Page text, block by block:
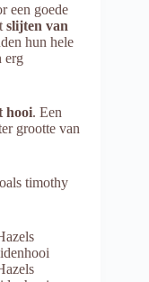
een goede
slijten van
hun hele
erg
hooi. Een
grootte van
timothy